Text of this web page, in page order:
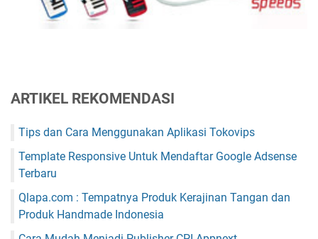
ARTIKEL REKOMENDASI
Tips dan Cara Menggunakan Aplikasi Tokovips
Template Responsive Untuk Mendaftar Google Adsense
Terbaru
Qlapa.com : Tempatnya Produk Kerajinan Tangan dan
Produk Handmade Indonesia